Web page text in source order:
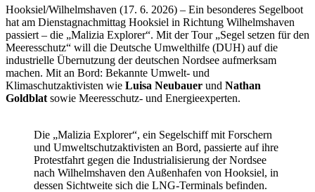
Hooksiel/Wilhelmshaven (17. 6. 2026) – Ein besonderes Segelboot
hat am Dienstagnachmittag Hooksiel in Richtung Wilhelmshaven
passiert – die „Malizia Explorer“. Mit der Tour „Segel setzen für den
Meeresschutz“ will die Deutsche Umwelthilfe (DUH) auf die
industrielle Übernutzung der deutschen Nordsee aufmerksam
machen. Mit an Bord: Bekannte Umwelt- und
Klimaschutzaktivisten wie Luisa Neubauer und Nathan
Goldblat sowie Meeresschutz- und Energieexperten.
Die „Malizia Explorer“, ein Segelschiff mit Forschern
und Umweltschutzaktivisten an Bord, passierte auf ihre
Protestfahrt gegen die Industrialisierung der Nordsee
nach Wilhelmshaven den Außenhafen von Hooksiel, in
dessen Sichtweite sich die LNG-Terminals befinden.